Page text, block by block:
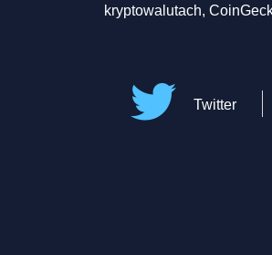
kryptowalutach,
Twitter